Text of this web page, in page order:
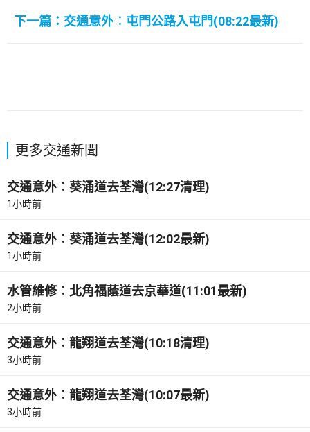
下一篇：交通意外︰屯門公路入屯門(08:22最新)
更多交通新聞
交通意外︰葵涌道去荃灣(12:27清理)
1小時前
交通意外︰葵涌道去荃灣(12:02最新)
1小時前
水管維修︰北角福蔭道去京華道(11:01最新)
2小時前
交通意外︰龍翔道去荃灣(10:18清理)
3小時前
交通意外︰龍翔道去荃灣(10:07最新)
3小時前